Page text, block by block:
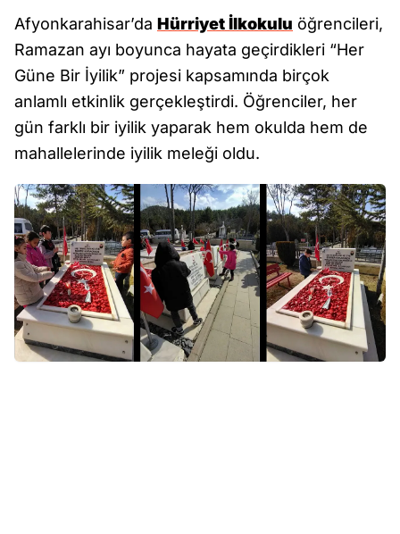
Afyonkarahisar’da Hürriyet İlkokulu öğrencileri,
Ramazan ayı boyunca hayata geçirdikleri “Her
Güne Bir İyilik” projesi kapsamında birçok
anlamlı etkinlik gerçekleştirdi. Öğrenciler, her
gün farklı bir iyilik yaparak hem okulda hem de
mahallelerinde iyilik meleği oldu.